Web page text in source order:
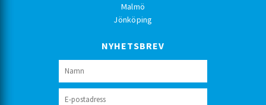
Malmö
Jönköping
NYHETSBREV